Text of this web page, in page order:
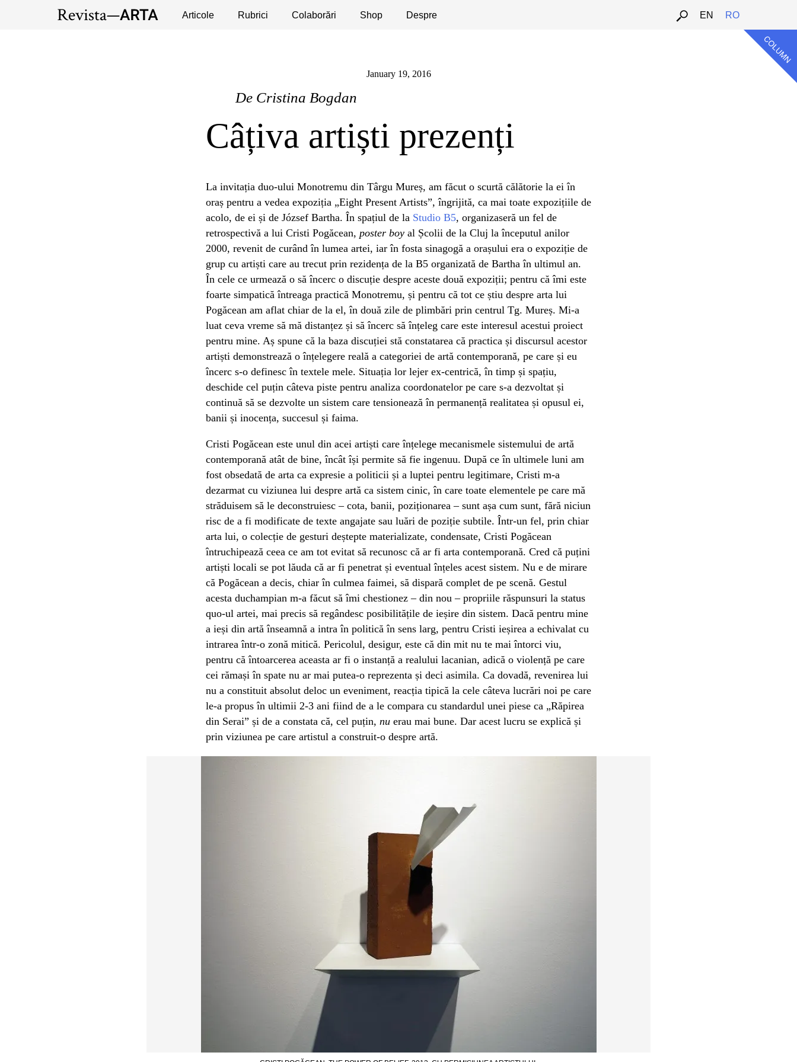
Articole Rubrici Colaborări Shop Despre EN RO
Expoziții Evenimente Interviuri Publicaţii Dezbateri Apeluri
January 19, 2016
De Cristina Bogdan
Câțiva artiști prezenți
La invitația duo-ului Monotremu din Târgu Mureș, am făcut o scurtă călătorie la ei în
oraș pentru a vedea expoziția „Eight Present Artists”, îngrijită, ca mai toate expozițiile de
acolo, de ei și de József Bartha. În spațiul de la Studio B5, organizaseră un fel de
retrospectivă a lui Cristi Pogăcean, poster boy al Școlii de la Cluj la începutul anilor
2000, revenit de curând în lumea artei, iar în fosta sinagogă a orașului era o expoziție de
grup cu artiști care au trecut prin rezidența de la B5 organizată de Bartha în ultimul an.
În cele ce urmează o să încerc o discuție despre aceste două expoziții; pentru că îmi este
foarte simpatică întreaga practică Monotremu, și pentru că tot ce știu despre arta lui
Pogăcean am aflat chiar de la el, în două zile de plimbări prin centrul Tg. Mureș. Mi-a
luat ceva vreme să mă distanțez și să încerc să înțeleg care este interesul acestui proiect
pentru mine. Aș spune că la baza discuției stă constatarea că practica și discursul acestor
artiști demonstrează o înțelegere reală a categoriei de artă contemporană, pe care și eu
încerc s-o definesc în textele mele. Situația lor lejer ex-centrică, în timp și spațiu,
deschide cel puțin câteva piste pentru analiza coordonatelor pe care s-a dezvoltat și
continuă să se dezvolte un sistem care tensionează în permanență realitatea și opusul ei,
banii și inocența, succesul și faima.
Cristi Pogăcean este unul din acei artiști care înțelege mecanismele sistemului de artă
contemporană atât de bine, încât își permite să fie ingenuu. După ce în ultimele luni am
fost obsedată de arta ca expresie a politicii și a luptei pentru legitimare, Cristi m-a
dezarmat cu viziunea lui despre artă ca sistem cinic, în care toate elementele pe care mă
străduisem să le deconstruiesc – cota, banii, poziționarea – sunt așa cum sunt, fără niciun
risc de a fi modificate de texte angajate sau luări de poziție subtile. Într-un fel, prin chiar
arta lui, o colecție de gesturi deștepte materializate, condensate, Cristi Pogăcean
întruchipează ceea ce am tot evitat să recunosc că ar fi arta contemporană. Cred că puțini
artiști locali se pot lăuda că ar fi penetrat și eventual înțeles acest sistem. Nu e de mirare
că Pogăcean a decis, chiar în culmea faimei, să dispară complet de pe scenă. Gestul
acesta duchampian m-a făcut să îmi chestionez – din nou – propriile răspunsuri la status
quo-ul artei, mai precis să regândesc posibilitățile de ieșire din sistem. Dacă pentru mine
a ieși din artă înseamnă a intra în politică în sens larg, pentru Cristi ieșirea a echivalat cu
intrarea într-o zonă mitică. Pericolul, desigur, este că din mit nu te mai întorci viu,
pentru că întoarcerea aceasta ar fi o instanță a realului lacanian, adică o violență pe care
cei rămași în spate nu ar mai putea-o reprezenta și deci asimila. Ca dovadă, revenirea lui
nu a constituit absolut deloc un eveniment, reacția tipică la cele câteva lucrări noi pe care
le-a propus în ultimii 2-3 ani fiind de a le compara cu standardul unei piese ca „Răpirea
din Serai” și de a constata că, cel puțin, nu erau mai bune. Dar acest lucru se explică și
prin viziunea pe care artistul a construit-o despre artă.